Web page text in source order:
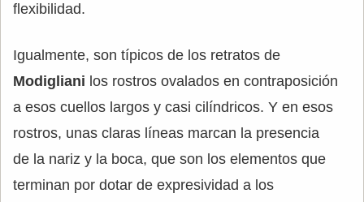
flexibilidad.
Igualmente, son típicos de los retratos de
Modigliani los rostros ovalados en contraposición
a esos cuellos largos y casi cilíndricos. Y en esos
rostros, unas claras líneas marcan la presencia
de la nariz y la boca, que son los elementos que
terminan por dotar de expresividad a los